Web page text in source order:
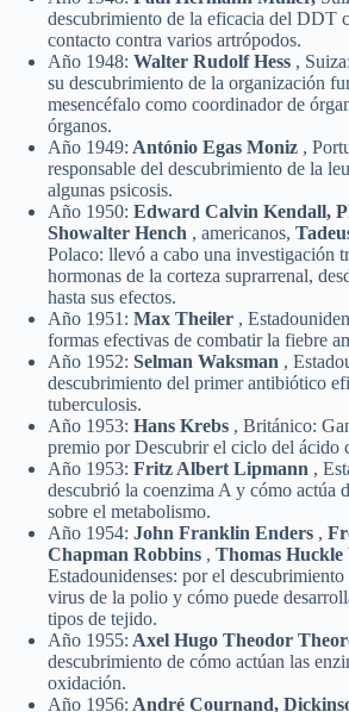
descubrimiento de la eficacia del DDT
contacto contra varios artrópodos.
Año 1948: Walter Rudolf Hess ,
su descubrimiento de la organización
mesencéfalo como coordinador de
órganos.
Año 1949: António Egas Moniz ,
responsable del descubrimiento de la
algunas psicosis.
Año 1950: Edward Calvin Kendall,
Showalter Hench , americanos,
Polaco: llevó a cabo una investigación
hormonas de la corteza suprarrenal,
hasta sus efectos.
Año 1951: Max Theiler ,
formas efectivas de combatir la fiebre
Año 1952: Selman Waksman ,
descubrimiento del primer antibiótico
tuberculosis.
Año 1953: Hans Krebs , Británico:
premio por Descubrir el ciclo del ácido
Año 1953: Fritz Albert Lipmann ,
descubrió la coenzima A y cómo actúa
sobre el metabolismo.
Año 1954: John Franklin Enders ,
Chapman Robbins , Thomas Huckle
Estadounidenses: por el
virus de la polio y cómo puede
tipos de tejido.
Año 1955: Axel Hugo Theodor
descubrimiento de cómo actúan las
oxidación.
Año 1956: André Cournand,